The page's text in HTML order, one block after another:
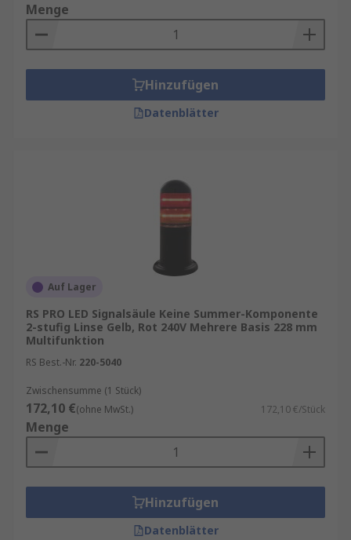
Menge
Hinzufügen
Datenblätter
Auf Lager
RS PRO LED Signalsäule Keine Summer-Komponente
2-stufig Linse Gelb, Rot 240V Mehrere Basis 228 mm
Multifunktion
RS Best.-Nr. 220-5040
Zwischensumme (1 Stück)
172,10 €(ohne MwSt.) 172,10 €/Stück
Menge
Hinzufügen
Datenblätter